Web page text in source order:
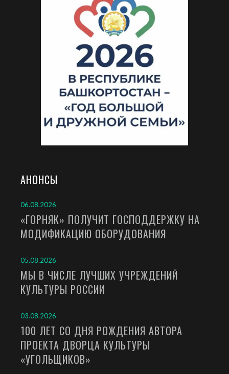
АНОНСЫ
06.08.2026
«ГОРНЯК» ПОЛУЧИТ ГОСПОДДЕРЖКУ НА
МОДИФИКАЦИЮ ОБОРУДОВАНИЯ
05.08.2026
МЫ В ЧИСЛЕ ЛУЧШИХ УЧРЕЖДЕНИЙ
КУЛЬТУРЫ РОССИИ
03.08.2026
100 ЛЕТ СО ДНЯ РОЖДЕНИЯ АВТОРА
ПРОЕКТА ДВОРЦА КУЛЬТУРЫ
«УГОЛЬЩИКОВ»